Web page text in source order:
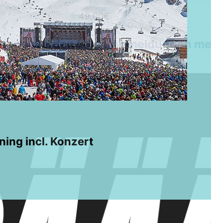
incl. Konzert
49,00€
werden keine Anmeldungen